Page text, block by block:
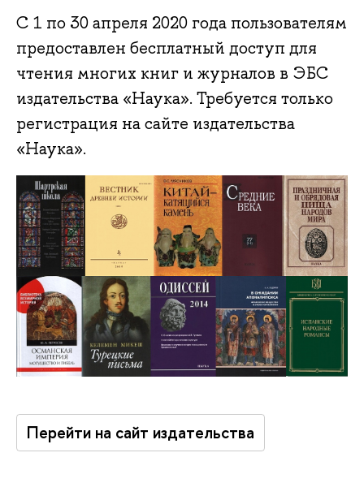
С 1 по 30 апреля 2020 года пользователям
предоставлен бесплатный доступ для
чтения многих книг и журналов в ЭБС
издательства «Наука». Требуется только
регистрация на сайте издательства
«Наука».
Перейти на сайт издательства